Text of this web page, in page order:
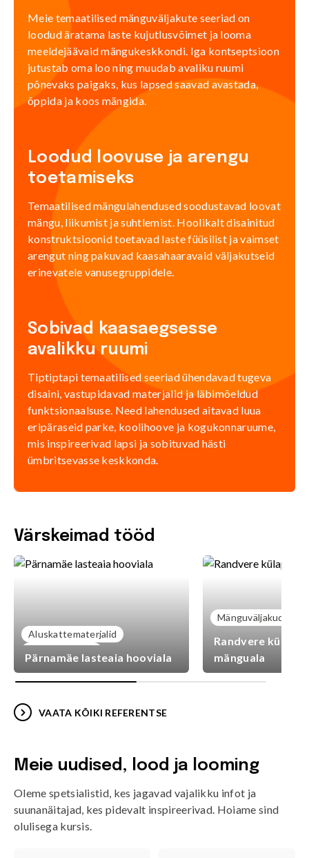
Meie temaatilised mänguväljakute seeriad on
loodud äratama laste kujutlusvõimet ja looma
meeldejäävaid mängukeskkondi. Iga kontseptsioon
jutustab oma loo ning muudab avaliku ruumi
põnevaks paigaks, kus lapsed saavad avastada,
õppida ja koos mängida.
Loodud loovuse ja arengu
toetamiseks
Temaatilised mängulahendused soodustavad loovat
mängu, liikumist ja suhtlemist. Hoolikalt disainitud
konstruktsioonid toetavad laste füüsilist ja vaimset
arengut ning pakuvad kaasahaaravaid väljakutseid
erinevatele vanusegruppidele.
Sobivad kaasaegsesse
avalikku ruumi
Tiptiptapi temaatilised seeriad ühendavad tugeva
disaini, vastupidavad materjalid ja läbimõeldud
funktsionaalsuse. Need lahendused aitavad luua
eripäraseid parke, koolihoove ja kogukonnaruume,
mis inspireerivad lapsi ja sobituvad hästi
ümbritsevasse keskkonda.
Värskeimad tööd
Aluskattematerjalid
Pärnamäe lasteaia hooviala
Mänguväljakud
Randvere
mänguala
VAATA KÕIKI REFERENTSE
Meie uudised, lood ja looming
Oleme spetsialistid, kes jagavad vajalikku infot ja
suunanäitajad, kes pidevalt inspireerivad. Hoiame sind
olulisega kursis.